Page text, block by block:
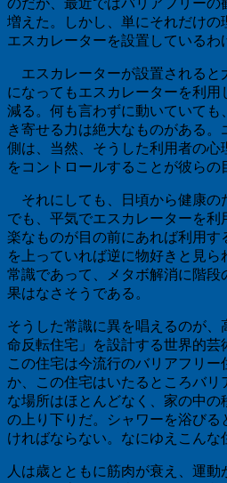
増えた。しかし、単にそれだけの
エスカレーターを設置しているわ
エスカレーターが設置されると
になってもエスカレーターを利
減る。何も言わずに動いていても
き寄せる力は絶大なものがある。
側は、当然、そうした利用者の
をコントロールすることが彼らの
それにしても、日頃から健康の
でも、平気でエスカレーターを利
楽なものが目の前にあれば利用
を上っていれば逆に物好きと見
常識であって、メタボ解消に階段
果はなさそうである。
そうした常識に異を唱えるのが
命反転住宅」を設計する世界的芸
この住宅は今流行のバリアフリー
か、この住宅はいたるところバリ
な場所はほとんどなく、家の中
の上り下りだ。シャワーを浴びる
ければならない。なにゆえこんな
人は歳とともに筋肉が衰え、運